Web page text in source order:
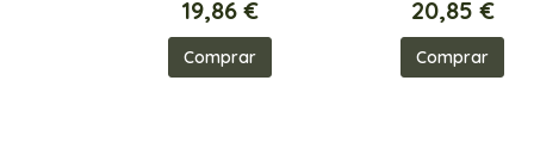
19,86 €
Comprar
20,85 €
Comprar